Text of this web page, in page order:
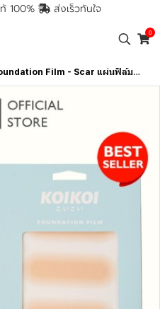
100% ส่งเร็วทันใจ
0
- Scar แผ่นฟิล์มสำหรับปกปิดรอยแผลเป็น พรางรอยแผลเป็นได้เนียนกริบ